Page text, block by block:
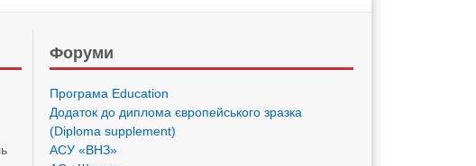
Форуми
Програма Eduсation
Додаток до диплома європейського зразка
(Diploma supplement)
АСУ «ВНЗ»